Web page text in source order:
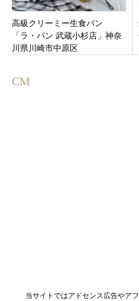
高級クリーミー生食パン
「ラ・パン 武蔵小杉店」神奈
川県川崎市中原区
CM
当サイトではアドセンス広告やア